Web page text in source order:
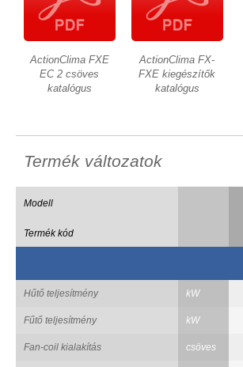
ActionClima FXE
EC 2 csöves
katalógus
ActionClima FX-
FXE kiegészítők
katalógus
Termék változatok
Modell
Termék kód
Hűtő teljesítmény kW
Fűtő teljesítmény kW
Fan-coil kialakítás csöves